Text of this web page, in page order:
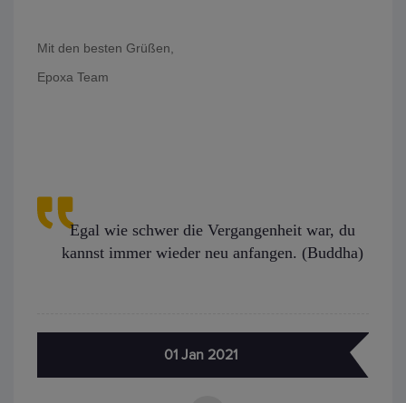
Mit den besten Grüßen,
Epoxa Team
Egal wie schwer die Vergangenheit war, du
kannst immer wieder neu anfangen. (Buddha)
01 Jan 2021